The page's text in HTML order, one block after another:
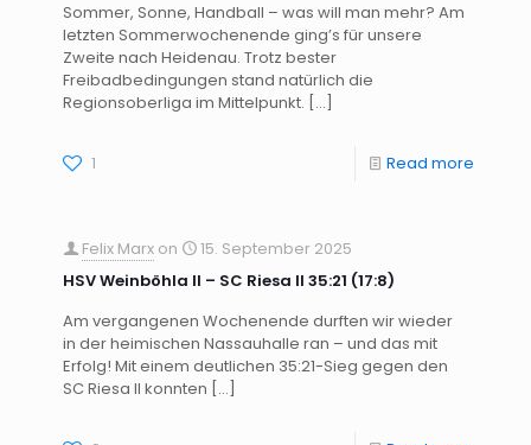
Sommer, Sonne, Handball – was will man mehr? Am
letzten Sommerwochenende ging’s für unsere
Zweite nach Heidenau. Trotz bester
Freibadbedingungen stand natürlich die
Regionsoberliga im Mittelpunkt. […]
1 Read more
Felix Marx on
15. September 2025
HSV Weinböhla II – SC Riesa II 35:21 (17:8)
Am vergangenen Wochenende durften wir wieder
in der heimischen Nassauhalle ran – und das mit
Erfolg! Mit einem deutlichen 35:21-Sieg gegen den
SC Riesa II konnten […]